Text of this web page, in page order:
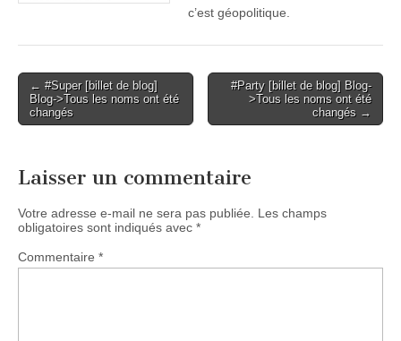
c’est géopolitique.
Post
navigation
← #Super [billet de blog]
Blog->Tous les noms ont été
changés
#Party [billet de blog] Blog-
>Tous les noms ont été
changés →
Laisser un commentaire
Votre adresse e-mail ne sera pas publiée.
Les champs
obligatoires sont indiqués avec *
Commentaire *